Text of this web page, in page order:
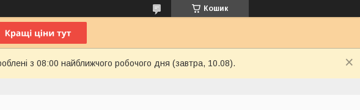
Кошик
з 08:00 найближчого робочого дня (завтра, 10.08).